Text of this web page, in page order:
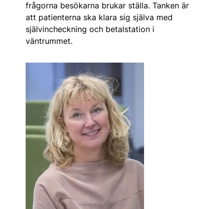
frågorna besökarna brukar ställa. Tanken är
att patienterna ska klara sig själva med
självincheckning och betalstation i
väntrummet.